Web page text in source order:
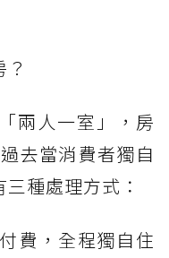
兩人一室」，房
去當消費者獨自
種處理方式：
費，全程獨自住